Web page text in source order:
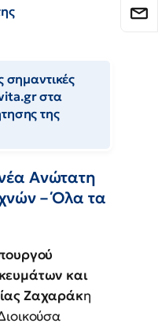
σημαντικές
στα
της
Ανώτατη
– Όλα τα
και
Ζαχαράκη